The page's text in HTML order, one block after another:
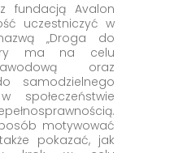
fundacją Avalon
uczestniczyć w
„Droga do
ma na celu
oraz
samodzielnego
społeczeństwie
motywować
pokazać, jak